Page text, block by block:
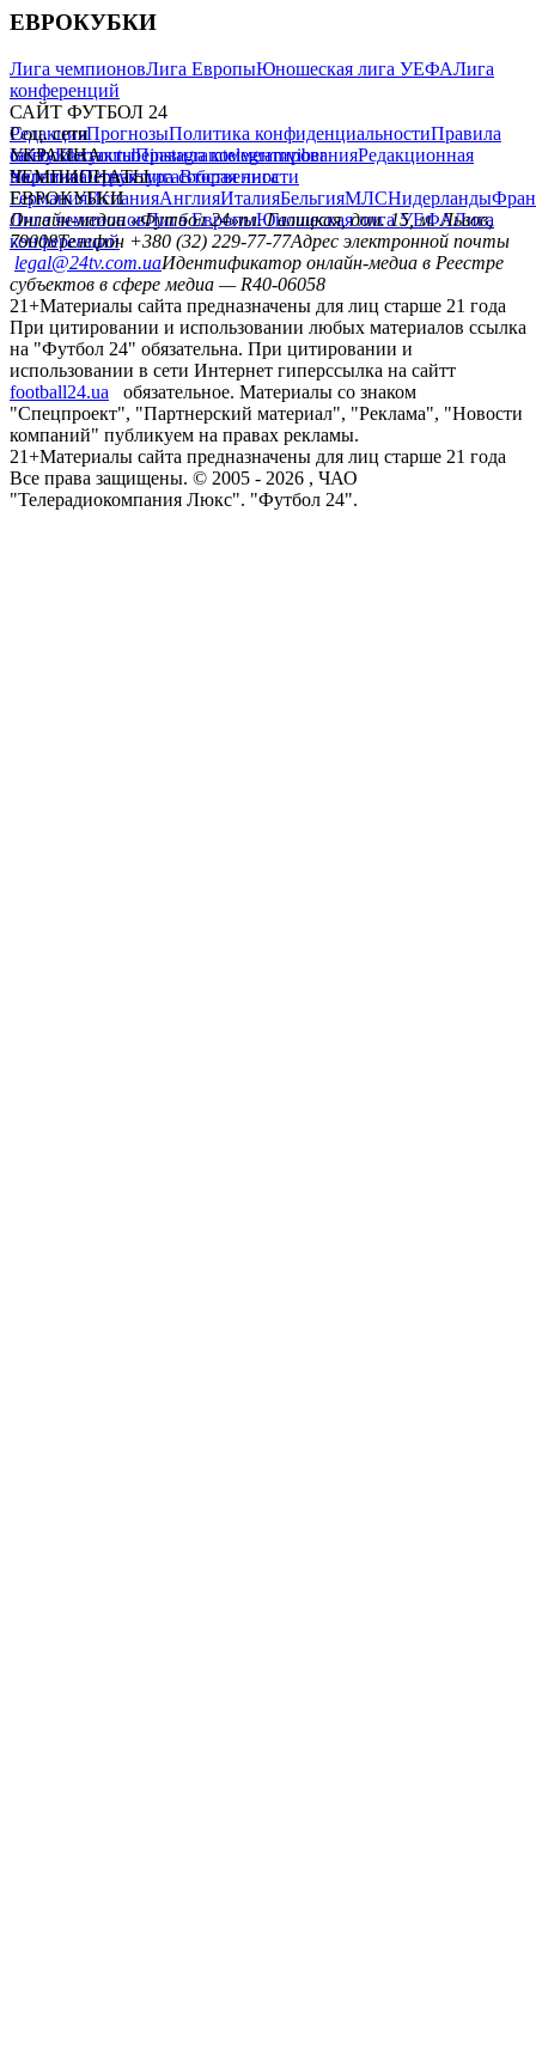
ЕВРОКУБКИ
Лига чемпионовЛига ЕвропыЮношеская лига УЕФАЛига
конференций
САЙТ ФУТБОЛ 24
РедакцияПрогнозыПолитика конфиденциальностиПравила
сайтуКонтактыПравила комментированияРедакционная
политикаСтруктура собственности
Соц. сети
facebookxyoutubeinstagramtelegramviber
УКРАИНА
УкраинаПервая лигаВторая лига
ЧЕМПИОНАТЫ
ГерманияИспанияАнглияИталияБельгияМЛСНидерланды
ЕВРОКУБКИ
Лига чемпионовЛига ЕвропыЮношеская лига УЕФАЛига
конференций
Онлайн-медиа «Футбол 24»пл. Галицкая, дом. 15, м. Львов,
79008Телефон +380 (32) 229-77-77Адрес электронной почты
legal@24tv.com.uaИдентификатор онлайн-медиа в Реестре
субъектов в сфере медиа — R40-06058
21+Материалы сайта предназначены для лиц старше 21 года
При цитировании и использовании любых материалов ссылка
на "Футбол 24" обязательна. При цитировании и
использовании в сети Интернет гиперссылка на сайтт
football24.ua
обязательное. Материалы со знаком
"Спецпроект", "Партнерский материал", "Реклама", "Новости
компаний" публикуем на правах рекламы.
21+Материалы сайта предназначены для лиц старше 21 года
Все права защищены. © 2005 - 2026 , ЧАО
"Телерадиокомпания Люкс". "Футбол 24".